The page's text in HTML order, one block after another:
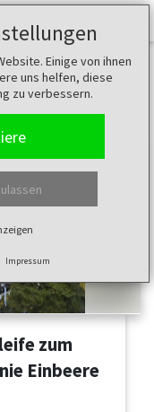
Einige von ihnen
uns helfen, diese
zu verbessern.
Impressum
zum
Einbeere